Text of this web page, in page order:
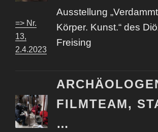
=> Nr.
13,
2.4.2023
Ausstellung
Körper. Kunst.“ des
Freising
FILMTEAM,
…